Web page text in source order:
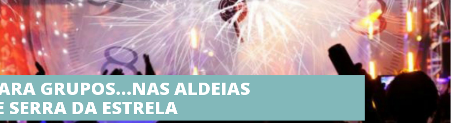
GRUPOS…NAS ALDEIAS
SERRA DA ESTRELA